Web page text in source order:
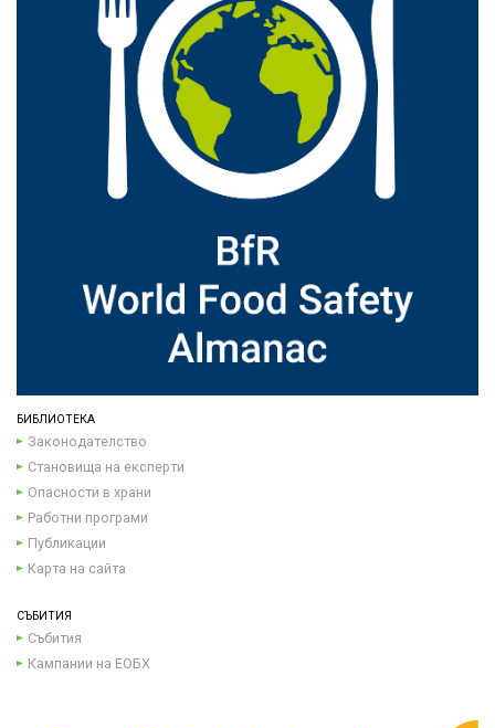
БИБЛИОТЕКА
Законодателство
Становища на експерти
Опасности в храни
Работни програми
Публикации
Карта на сайта
СЪБИТИЯ
Събития
Кампании на ЕОБХ